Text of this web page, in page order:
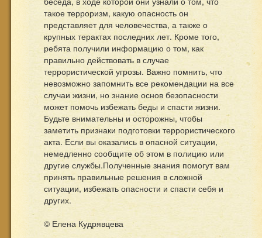
такое терроризм, какую опасность он
представляет для человечества, а также о
крупных терактах последних лет. Кроме того,
ребята получили информацию о том, как
правильно действовать в случае
террористической угрозы. Важно помнить, что
невозможно запомнить все рекомендации на все
случаи жизни, но знание основ безопасности
может помочь избежать беды и спасти жизни.
Будьте внимательны и осторожны, чтобы
заметить признаки подготовки террористического
акта. Если вы оказались в опасной ситуации,
немедленно сообщите об этом в полицию или
другие службы.Полученные знания помогут вам
принять правильные решения в сложной
ситуации, избежать опасности и спасти себя и
других.
© Елена Кудрявцева